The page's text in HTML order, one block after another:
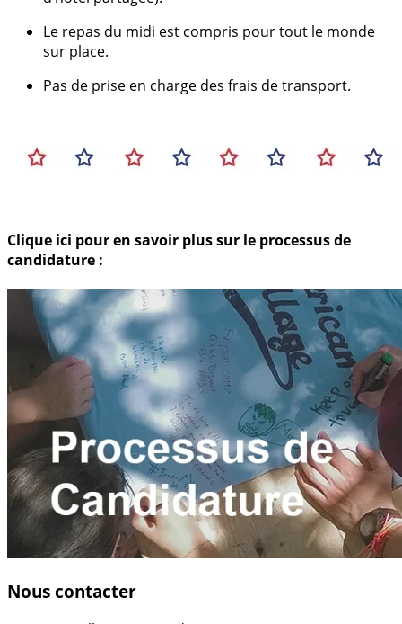
Le repas du midi est compris pour tout le monde
sur place.
Pas de prise en charge des frais de transport.
Clique ici pour en savoir plus sur le processus de
candidature :
Nous contacter